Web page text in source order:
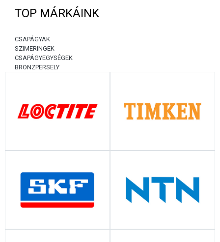
TOP MÁRKÁINK
CSAPÁGYAK
SZIMERINGEK
CSAPÁGYEGYSÉGEK
BRONZPERSELY